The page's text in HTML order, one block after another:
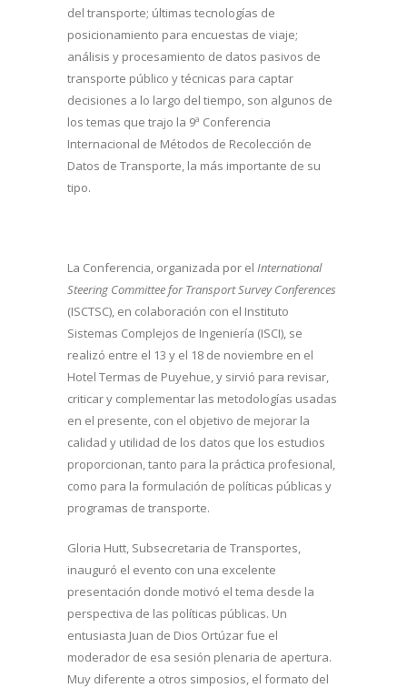
del transporte; últimas tecnologías de
posicionamiento para encuestas de viaje;
análisis y procesamiento de datos pasivos de
transporte público y técnicas para captar
decisiones a lo largo del tiempo, son algunos de
los temas que trajo la 9ª Conferencia
Internacional de Métodos de Recolección de
Datos de Transporte, la más importante de su
tipo.
La Conferencia, organizada por el International
Steering Committee for Transport Survey Conferences
(ISCTSC), en colaboración con el Instituto
Sistemas Complejos de Ingeniería (ISCI), se
realizó entre el 13 y el 18 de noviembre en el
Hotel Termas de Puyehue, y sirvió para revisar,
criticar y complementar las metodologías usadas
en el presente, con el objetivo de mejorar la
calidad y utilidad de los datos que los estudios
proporcionan, tanto para la práctica profesional,
como para la formulación de políticas públicas y
programas de transporte.
Gloria Hutt, Subsecretaria de Transportes,
inauguró el evento con una excelente
presentación donde motivó el tema desde la
perspectiva de las políticas públicas. Un
entusiasta Juan de Dios Ortúzar fue el
moderador de esa sesión plenaria de apertura.
Muy diferente a otros simposios, el formato del